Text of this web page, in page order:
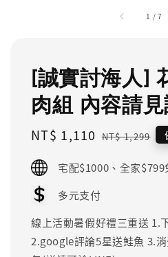
1 /7
[誠實討海人]
肉組 內容請
Sale
NT$ 1,110 Regular
NT$ 1,299
宅配$1000、全家$799
多元支付
線上活動暑假好禮三重送 1.
2.google評論5星送鮭魚 3.